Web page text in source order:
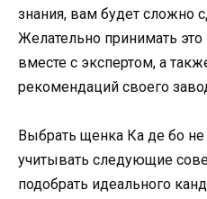
знания, вам будет сложно
Желательно принимать
вместе с экспертом, а
рекомендаций своего
Выбрать щенка Ка де бо не
учитывать следующие
подобрать идеального